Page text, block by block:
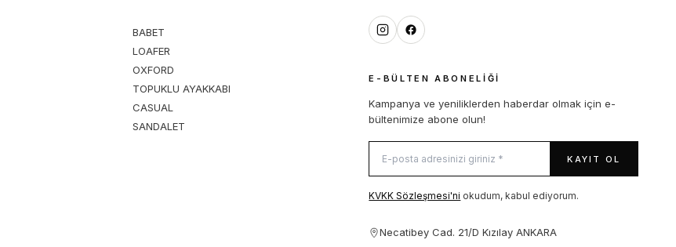
BABET
LOAFER
OXFORD
TOPUKLU AYAKKABI
CASUAL
SANDALET
E-BÜLTEN ABONELIĞI
Kampanya ve yeniliklerden haberdar olmak için e-
bültenimize abone olun!
KAYIT OL
KVKK Sözleşmesi'ni okudum, kabul ediyorum.
Necatibey Cad. 21/D Kızılay ANKARA